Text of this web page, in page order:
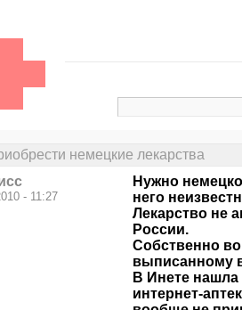
немецкие лекарства
- 11:27
Нужно
него
Лекарство не
России.
Собственно
выписанному
В Инете нашла
интернет-